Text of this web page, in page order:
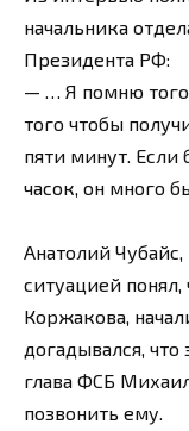
начальника
Президента РФ:
— … Я помню того
того чтобы
пяти минут. Если
часок, он много
Анатолий
ситуацией
Коржакова,
догадывался,
глава ФСБ
позвонить ему.